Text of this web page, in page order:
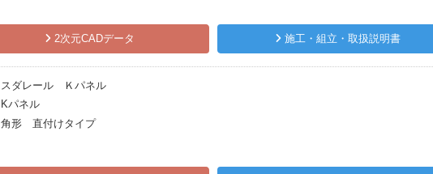
2次元CADデータ 施工・組立・取扱説明書
スダレール Ｋパネル
Kパネル
角形 直付けタイプ